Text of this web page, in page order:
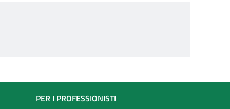
PER I PROFESSIONISTI